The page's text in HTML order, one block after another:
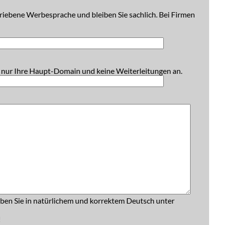
Werbesprache und bleiben Sie sachlich. Bei Firmen
Ihre Haupt-Domain und keine Weiterleitungen an.
Sie in natürlichem und korrektem Deutsch unter